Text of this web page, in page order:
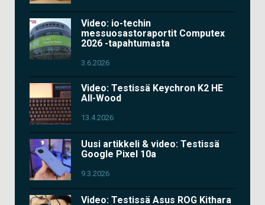
Video: io-techin
messuosastoraportit Computex
2026 -tapahtumasta
3.6.2026
Video: Testissä Keychron K2 HE
All-Wood
13.4.2026
Uusi artikkeli & video: Testissä
Google Pixel 10a
9.3.2026
Video: Testissä Asus ROG Kithara